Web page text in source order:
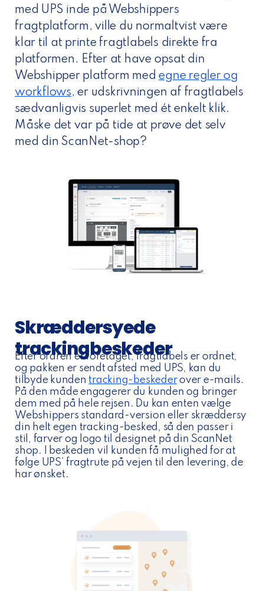
med UPS inde på Webshippers
fragtplatform, ville du normaltvist være
klar til at printe fragtlabels direkte fra
platformen. Efter at have opsat din
Webshipper platform medegne regler og
workflows, er udskrivningen af fragtlabels
sædvanligvis superlet med ét enkelt klik.
Måske det var på tide at prøve det selv
med din ScanNet-shop?
Skræddersyede
trackingbeskeder
Efter ordren er foretaget, fragtlabels er ordnet,
og pakken er sendt afsted med UPS, kan du
tilbyde kunden tracking-beskederover e-mails.
På den måde engagerer du kunden og bringer
dem med på hele rejsen. Du kan enten vælge
Webshippers standard-version eller skræddersy
din helt egen tracking-besked, så den passer i
stil, farver og logo til designet på din ScanNet
shop. I beskeden vil kunden få mulighed for at
følge UPS’ fragtrute på vejen til den levering, de
har ønsket.